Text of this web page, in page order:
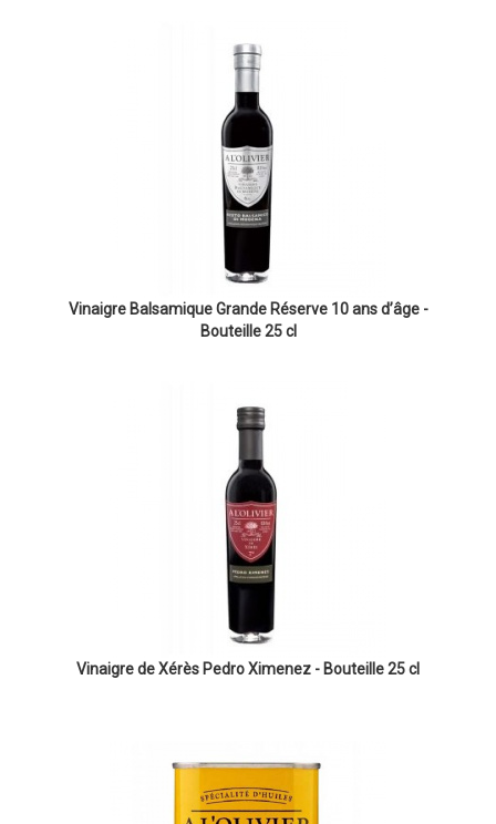
Vinaigre Balsamique Grande Réserve 10 ans d’âge -
Bouteille 25 cl
Vinaigre de Xérès Pedro Ximenez - Bouteille 25 cl